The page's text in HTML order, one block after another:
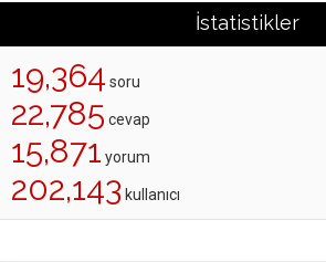
İstatistikler
19,364 soru
22,785 cevap
15,871 yorum
202,143 kullanıcı